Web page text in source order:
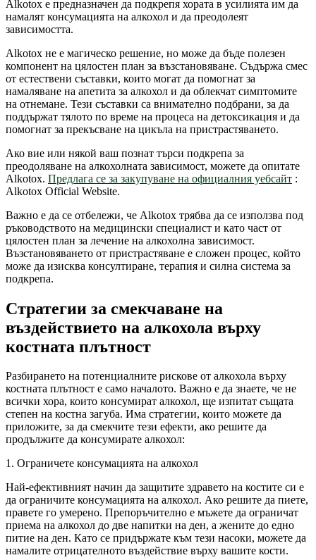
Alkotox е предназначен да подкрепя хората в усилията им да
намалят консумацията на алкохол и да преодолеят
зависимостта.
Alkotox не е магическо решение, но може да бъде полезен
компонент на цялостен план за възстановяване. Съдържа смес
от естествени съставки, които могат да помогнат за
намаляване на апетита за алкохол и да облекчат симптомите
на отнемане. Тези съставки са внимателно подбрани, за да
поддържат тялото по време на процеса на детоксикация и да
помогнат за прекъсване на цикъла на пристрастяването.
Ако вие или някой ваш познат търси подкрепа за
преодоляване на алкохолната зависимост, можете да опитате
Alkotox. Предлага се за закупуване на официалния уебсайт :
Alkotox Official Website.
Важно е да се отбележи, че Alkotox трябва да се използва под
ръководството на медицински специалист и като част от
цялостен план за лечение на алкохолна зависимост.
Възстановяването от пристрастяване е сложен процес, който
може да изисква консултиране, терапия и силна система за
подкрепа.
Стратегии за смекчаване на
въздействието на алкохола върху
костната плътност
Разбирането на потенциалните рискове от алкохола върху
костната плътност е само началото. Важно е да знаете, че не
всички хора, които консумират алкохол, ще изпитат същата
степен на костна загуба. Има стратегии, които можете да
приложите, за да смекчите тези ефекти, ако решите да
продължите да консумирате алкохол:
1. Ограничете консумацията на алкохол
Най-ефективният начин да защитите здравето на костите си е
да ограничите консумацията на алкохол. Ако решите да пиете,
правете го умерено. Препоръчително е мъжете да ограничат
приема на алкохол до две напитки на ден, а жените до едно
питие на ден. Като се придържате към тези насоки, можете да
намалите отрицателното въздействие върху вашите кости.